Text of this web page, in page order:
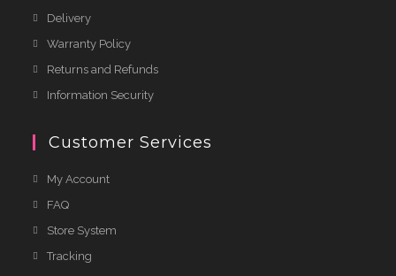
Delivery
Warranty Policy
Returns and Refunds
Information Security
Customer Services
My Account
FAQ
Store System
Tracking